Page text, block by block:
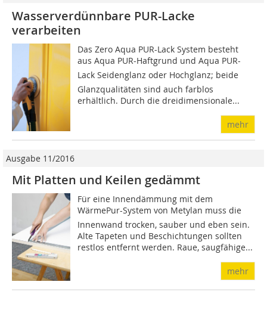
Wasserverdünnbare PUR-Lacke
verarbeiten
Das Zero Aqua PUR-Lack System besteht
aus Aqua PUR-Haftgrund und Aqua PUR-
Lack Seidenglanz oder Hochglanz; beide
Glanzqualitäten sind auch farblos
erhältlich. Durch die dreidimensionale...
mehr
Ausgabe 11/2016
Mit Platten und Keilen gedämmt
Für eine Innendämmung mit dem
WärmePur-System von Metylan muss die
Innenwand trocken, sauber und eben sein.
Alte Tapeten und Beschichtungen sollten
restlos entfernt werden. Raue, saugfähige...
mehr